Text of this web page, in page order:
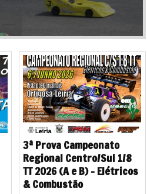
3ª Prova Campeonato
Regional Centro/Sul 1/8
TT 2026 (A e B) - Elétricos
& Combustão